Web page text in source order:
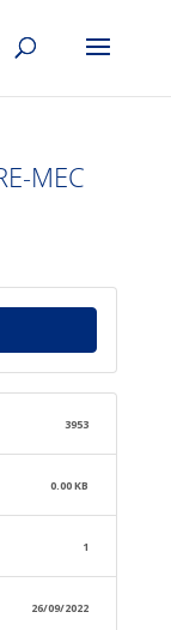
MEC
3953
0.00 KB
1
26/09/2022